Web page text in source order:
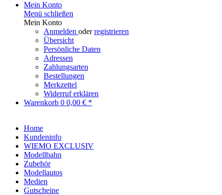
Mein Konto
Menü schließen
Mein Konto
Anmelden oderregistrieren
Übersicht
Persönliche Daten
Adressen
Zahlungsarten
Bestellungen
Merkzettel
Widerruf erklären
Warenkorb 0 0,00 € *
Home
Kundeninfo
WIEMO EXCLUSIV
Modellbahn
Zubehör
Modellautos
Medien
Gutscheine